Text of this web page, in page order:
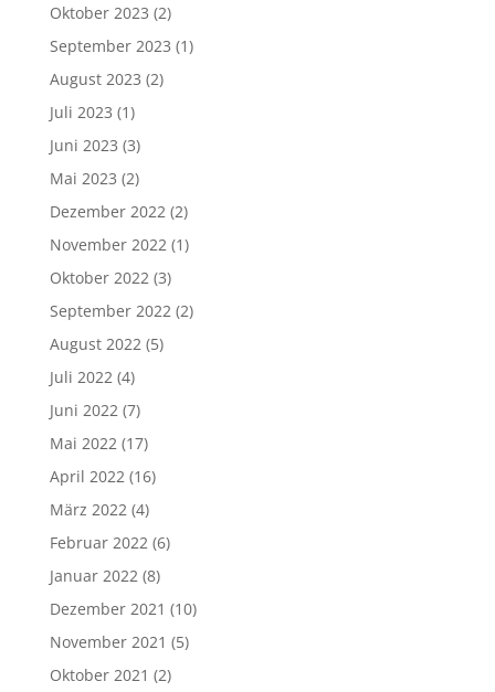
Oktober 2023 (2)
September 2023 (1)
August 2023 (2)
Juli 2023 (1)
Juni 2023 (3)
Mai 2023 (2)
Dezember 2022(2)
November 2022(1)
Oktober 2022(3)
September 2022(2)
August 2022(5)
Juli 2022(4)
Juni 2022(7)
Mai 2022(17)
April 2022(16)
März 2022(4)
Februar 2022(6)
Januar 2022(8)
Dezember 2021 (10)
November 2021 (5)
Oktober 2021 (2)